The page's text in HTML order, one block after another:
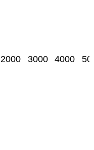
2000 3000 4000